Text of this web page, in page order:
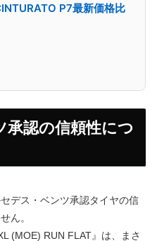
P7最新価格比
承認の信頼性につ
デス・ベンツ承認タイヤの信
ん。
(MOE) RUN FLAT』は、まさ